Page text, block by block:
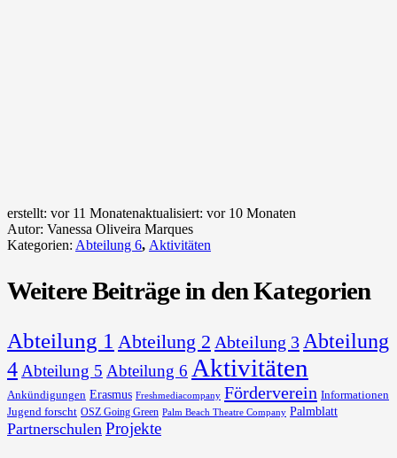
erstellt: vor 11 Monatenaktualisiert: vor 10 Monaten
Autor: Vanessa Oliveira Marques
Kategorien: Abteilung 6, Aktivitäten
Weitere Beiträge in den Kategorien
Abteilung 1 Abteilung 2 Abteilung 3 Abteilung
4 Abteilung 5 Abteilung 6 Aktivitäten
Ankündigungen Erasmus Freshmediacompany Förderverein Informationen
Jugend forscht OSZ Going Green Palm Beach Theatre Company Palmblatt
Partnerschulen Projekte